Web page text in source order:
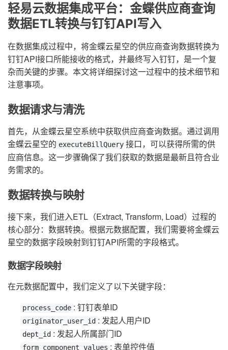
轻易云数据集成平台：金蝶供应商查询
数据ETL转换与钉钉API写入
在数据集成过程中，将金蝶云星空的供应商查询数据转换为
钉钉API接口所能接收的格式，并最终写入钉钉，是一个复
杂而关键的步骤。本文将详细探讨这一过程中的技术细节和
注意事项。
数据请求与清洗
首先，从金蝶云星空系统中获取供应商查询数据。通过调用
金蝶云星空的 executeBillQuery 接口，可以获得所需的供
应商信息。这一步骤确保了我们获取的数据是最新且符合业
务需求的。
数据转换与映射
接下来，我们进入ETL（Extract, Transform, Load）过程的
核心部分：数据转换。根据元数据配置，我们需要将金蝶云
星空的数据字段映射到钉钉API所需的字段格式。
数据字段映射
在元数据配置中，我们定义了以下关键字段：
process_code : 钉钉表单ID
originator_user_id : 发起人用户ID
dept_id : 发起人所属部门ID
form_component_values : 表单控件值